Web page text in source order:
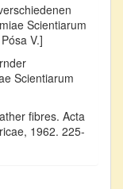
Scientiarum
V.]
Scientiarum
fibres. Acta
1962. 225-